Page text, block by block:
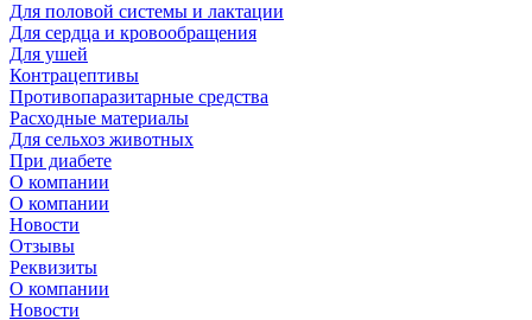
Для половой системы и лактации
Для сердца и кровообращения
Для ушей
Контрацептивы
Противопаразитарные средства
Расходные материалы
Для сельхоз животных
При диабете
О компании
О компании
Новости
Отзывы
Реквизиты
О компании
Новости